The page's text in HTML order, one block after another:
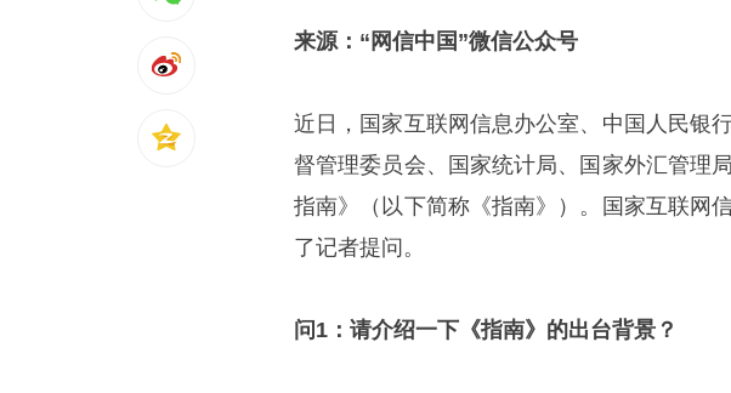
来源：“网信中国”微信公众号
近日，国家互联网信息办公室、中国人民银
督管理委员会、国家统计局、国家外汇管理
指南》（以下简称《指南》）。国家互联网
了记者提问。
问1：请介绍一下《指南》的出台背景？